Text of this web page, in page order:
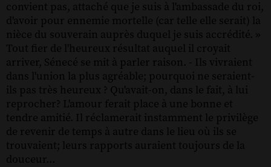
convient pas, attaché que je suis à l'ambassade du roi,
d'avoir pour ennemie mortelle (car telle elle serait) la
nièce du souverain auprès duquel je suis accrédité. »
Tout fier de l'heureux résultat auquel il croyait
arriver, Sénecé se mit à parler raison. - Ils vivraient
dans l'union la plus agréable; pourquoi ne seraient-
ils pas très heureux ? Qu'avait-on, dans le fait, à lui
reprocher? L'amour ferait place à une bonne et
tendre amitié. Il réclamerait instamment le privilège
de revenir de temps à autre dans le lieu où ils se
trouvaient; leurs rapports auraient toujours de la
douceur...